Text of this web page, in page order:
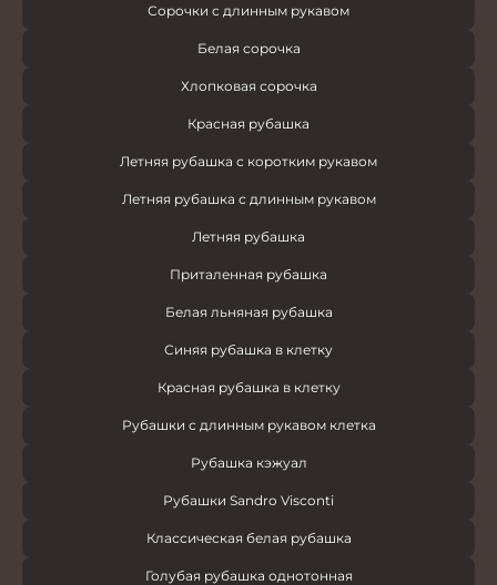
Сорочки с длинным рукавом
Белая сорочка
Хлопковая сорочка
Красная рубашка
Летняя рубашка с коротким рукавом
Летняя рубашка с длинным рукавом
Летняя рубашка
Приталенная рубашка
Белая льняная рубашка
Синяя рубашка в клетку
Красная рубашка в клетку
Рубашки с длинным рукавом клетка
Рубашка кэжуал
Рубашки Sandro Visconti
Классическая белая рубашка
Голубая рубашка однотонная